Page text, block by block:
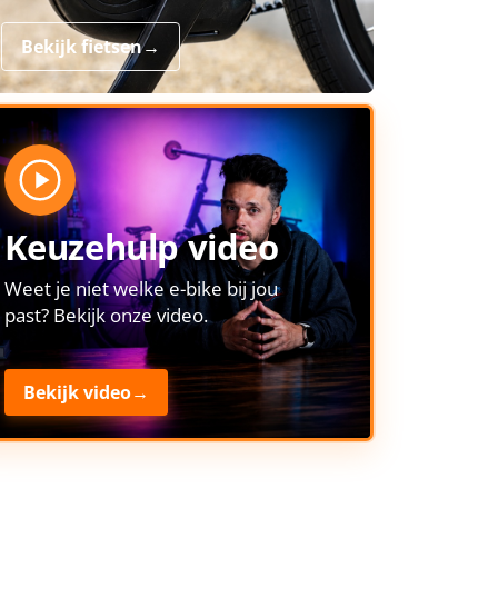
Bekijk fietsen→
Keuzehulp video
Weet je niet welke e-bike bij jou
past? Bekijk onze video.
Bekijk video→